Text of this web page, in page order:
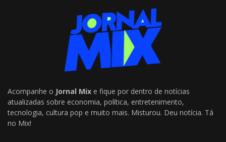
Acompanhe o Jornal Mix e fique por dentro de notícias
atualizadas sobre economia, política, entretenimento,
tecnologia, cultura pop e muito mais. Misturou. Deu notícia. Tá
no Mix!